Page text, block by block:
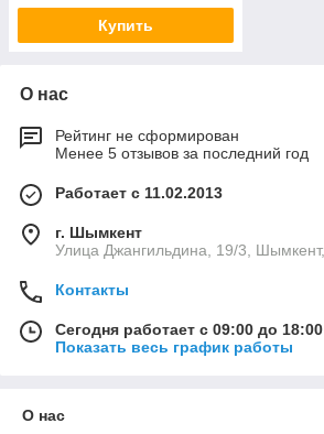
Купить
О нас
Рейтинг не сформирован
Менее 5 отзывов за последний год
Работает с 11.02.2013
г. Шымкент
Улица Джангильдина, 19/3, Шымкент,
Контакты
Сегодня работает с 09:00 до 18:00
Показать весь график работы
О нас